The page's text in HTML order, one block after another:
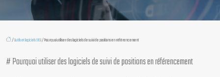
/Outils et logiciels SEO/ Pourquoi utiliser des logiciels de suivi de positions en référencement
# Pourquoi utiliser des logiciels de suivi de positions en référencement